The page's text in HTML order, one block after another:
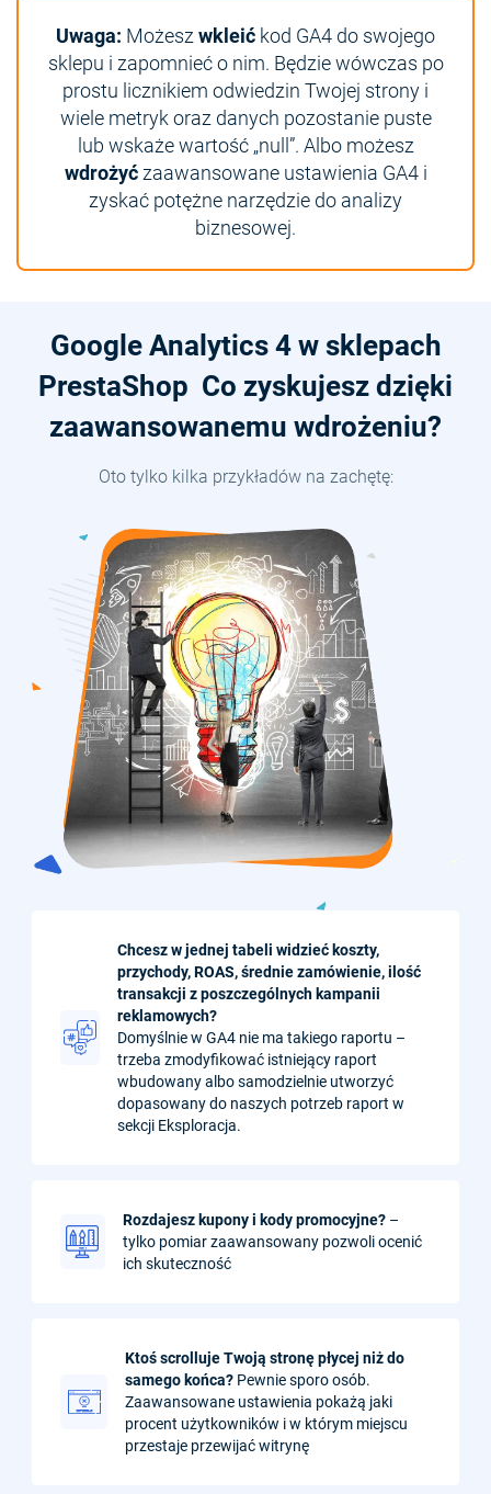
Uwaga: Możeszwkleić kod GA4 do swojego
sklepu i zapomnieć o nim. Będzie wówczas po
prostu licznikiem odwiedzin Twojej strony i
wiele metryk oraz danych pozostanie puste
lub wskaże wartość „null”. Albo możesz
wdrożyćzaawansowane ustawienia GA4 i
zyskać potężne narzędzie do analizy
biznesowej.
Google Analytics 4 w sklepach
PrestaShop Co zyskujesz dzięki
zaawansowanemu wdrożeniu?
Oto tylko kilka przykładów na zachętę:
Chcesz w jednej tabeli widzieć koszty,
przychody, ROAS, średnie zamówienie, ilość
transakcji z poszczególnych kampanii
reklamowych?
Domyślnie w GA4 nie ma takiego raportu –
trzeba zmodyfikować istniejący raport
wbudowany albo samodzielnie utworzyć
dopasowany do naszych potrzeb raport w
sekcji Eksploracja.
Rozdajesz kupony i kody promocyjne? –
tylko pomiar zaawansowany pozwoli ocenić
ich skuteczność
Ktoś scrolluje Twoją stronę płycej niż do
samego końca?Pewnie sporo osób.
Zaawansowane ustawienia pokażą jaki
procent użytkowników i w którym miejscu
przestaje przewijać witrynę